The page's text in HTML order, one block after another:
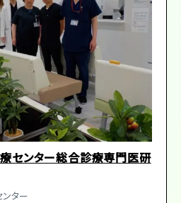
センター総合診療専門医研
ター